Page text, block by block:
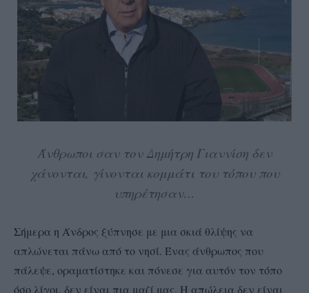
Άνθρωποι σαν τον Δημήτρη Γιαννίση δεν
χάνονται, γίνονται κομμάτι του τόπου που
υπηρέτησαν…
Σήμερα η Άνδρος ξύπνησε με μια σκιά θλίψης να
απλώνεται πάνω από το νησί. Ένας άνθρωπος που
πάλεψε, οραματίστηκε και πόνεσε για αυτόν τον τόπο
όσο λίγοι, δεν είναι πια μαζί μας. Η απώλεια δεν είναι